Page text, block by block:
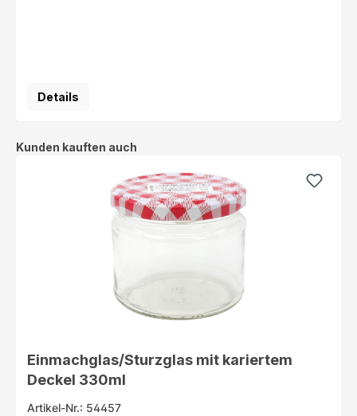
Details
Produktgalerie überspringen
Kunden kauften auch
Einmachglas/Sturzglas mit kariertem
Deckel 330ml
Artikel-Nr.: 54457